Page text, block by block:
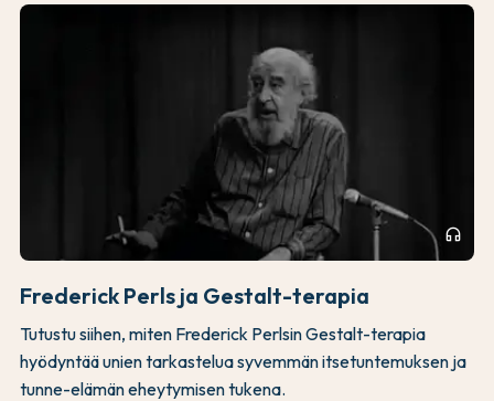
headphones
Frederick Perls ja Gestalt-terapia
Tutustu siihen, miten Frederick Perlsin Gestalt-terapia
hyödyntää unien tarkastelua syvemmän itsetuntemuksen ja
tunne-elämän eheytymisen tukena.